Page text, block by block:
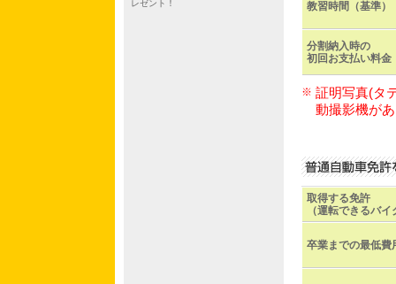
レゼント！
教習時間（基準）
分割納入時の
初回お支払い料金
※ 証明写真(タ
動撮影機が
取得する免許
（運転できるバ
卒業までの最低費